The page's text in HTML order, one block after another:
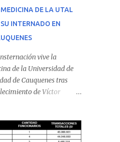
DE LA UTAL
INTERNADO EN
vive la
de la Universidad de
de Cauquenes tras
de Víctor
con los antecedentes
se presentó a cumplir su